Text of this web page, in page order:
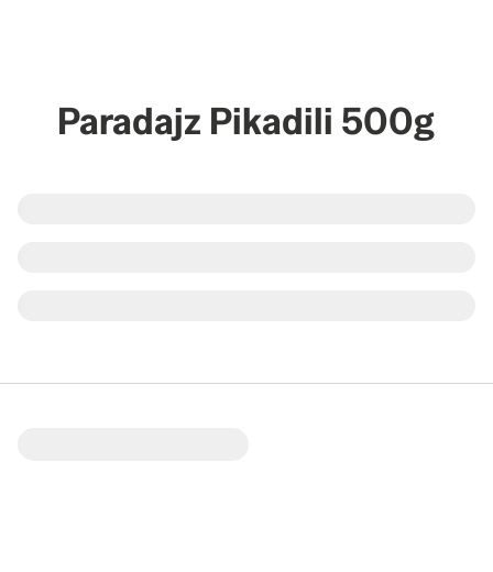
Paradajz Pikadili 500g